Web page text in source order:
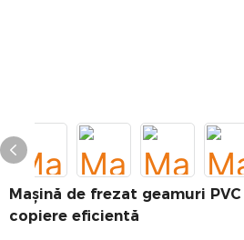
Mașină de frezat geamuri
copiere eficientă